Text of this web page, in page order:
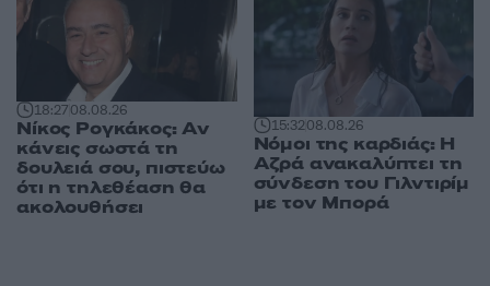
18:2708.08.26
Νίκος Ρογκάκος: Αν
κάνεις σωστά τη
δουλειά σου, πιστεύω
ότι η τηλεθέαση θα
ακολουθήσει
15:3208.08.26
Νόμοι της καρδιάς: Η
Αζρά ανακαλύπτει τη
σύνδεση του Γιλντιρίμ
με τον Μπορά